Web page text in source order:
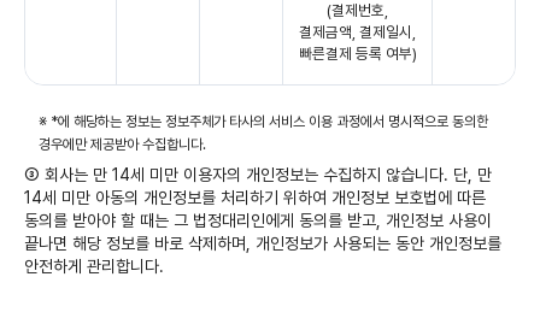
(결제번호,
결제금액, 결제일시,
빠른결제 등록 여부)
※ *에 해당하는 정보는 정보주체가 타사의 서비스 이용 과정에서 명시적으로 동의한
경우에만 제공받아 수집합니다.
③ 회사는 만 14세 미만 이용자의 개인정보는 수집하지 않습니다. 단, 만
14세 미만 아동의 개인정보를 처리하기 위하여 개인정보 보호법에 따른
동의를 받아야 할 때는 그 법정대리인에게 동의를 받고, 개인정보 사용이
끝나면 해당 정보를 바로 삭제하며, 개인정보가 사용되는 동안 개인정보를
안전하게 관리합니다.